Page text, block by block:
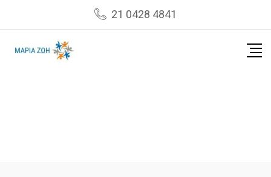
21 0428 4841